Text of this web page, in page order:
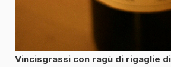
Vincisgrassi con ragù di rigaglie